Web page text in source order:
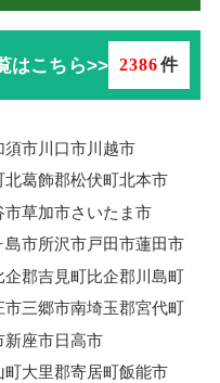
はこちら>> 2386件
須市川口市川越市
北葛飾郡松伏町北本市
市草加市さいたま市
島市所沢市戸田市蓮田市
企郡吉見町比企郡川島町
市三郷市南埼玉郡宮代町
新座市日高市
町大里郡寄居町飯能市